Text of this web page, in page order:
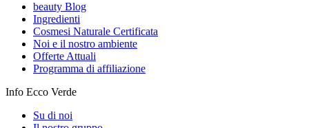
beauty Blog
Ingredienti
Cosmesi Naturale Certificata
Noi e il nostro ambiente
Offerte Attuali
Programma di affiliazione
Info Ecco Verde
Su di noi